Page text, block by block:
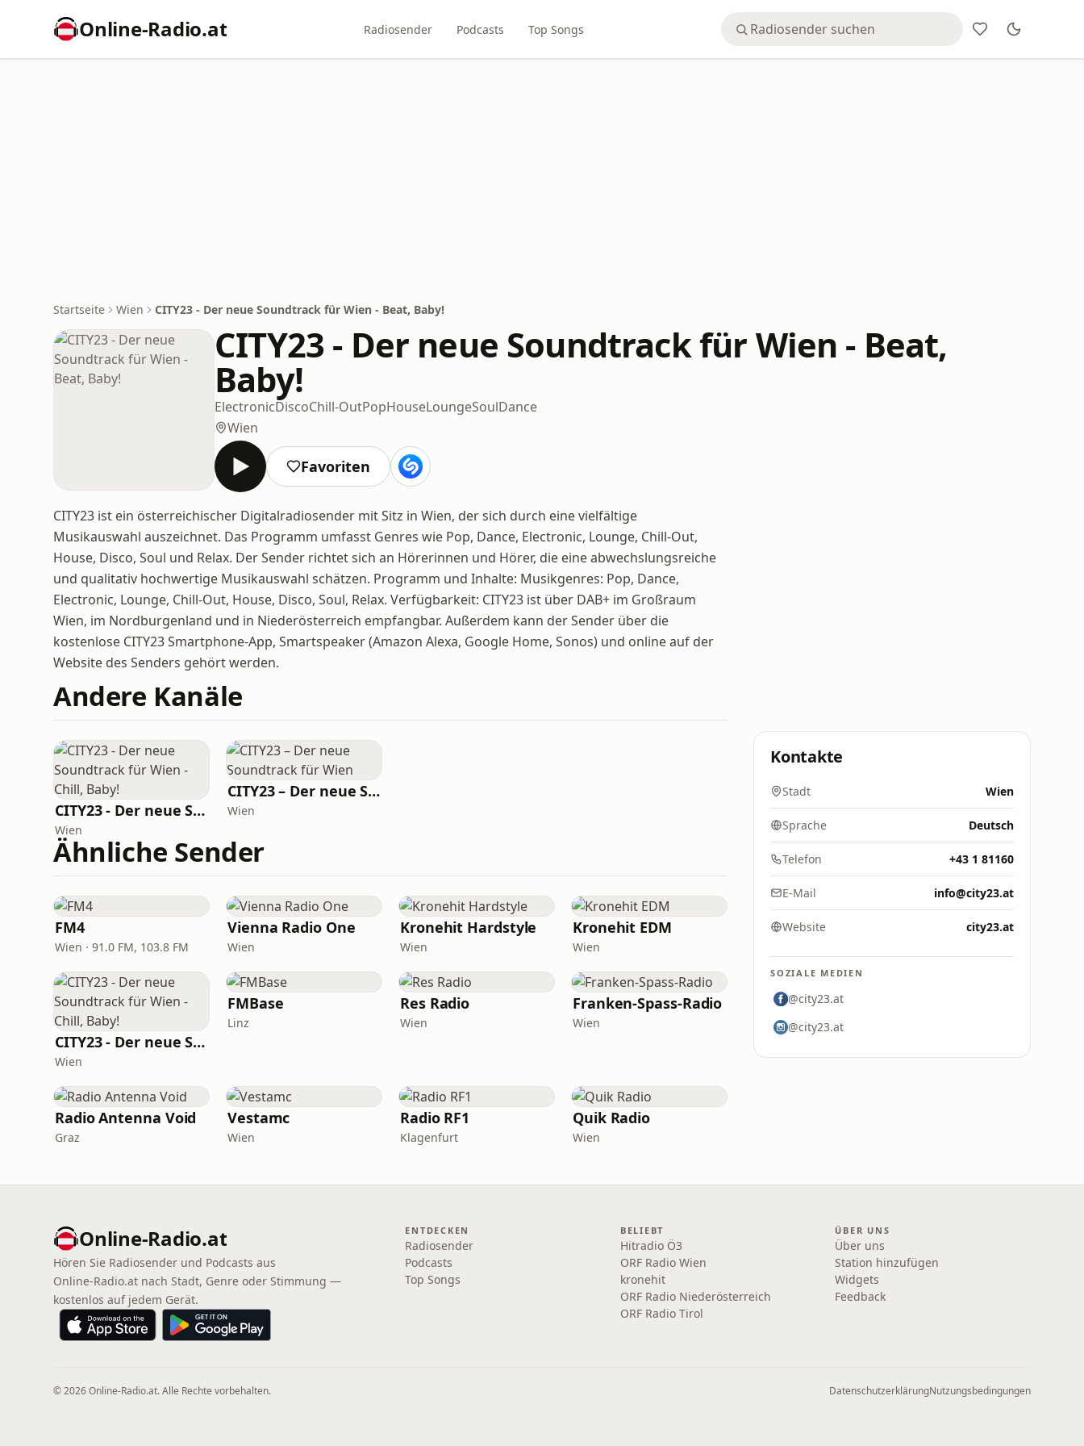
Online‑Radio.at Radiosender Podcasts Top Songs
Startseite Wien CITY23 - Der neue Soundtrack für Wien - Beat, Baby!
CITY23 - Der neue Soundtrack für Wien - Beat,
Baby!
ElectronicDiscoChill-OutPopHouseLoungeSoulDance
Wien
Favoriten
CITY23 ist ein österreichischer Digitalradiosender mit Sitz in Wien, der sich durch eine vielfältige
Musikauswahl auszeichnet. Das Programm umfasst Genres wie Pop, Dance, Electronic, Lounge, Chill-Out,
House, Disco, Soul und Relax. Der Sender richtet sich an Hörerinnen und Hörer, die eine abwechslungsreiche
und qualitativ hochwertige Musikauswahl schätzen. Programm und Inhalte: Musikgenres: Pop, Dance,
Electronic, Lounge, Chill-Out, House, Disco, Soul, Relax. Verfügbarkeit: CITY23 ist über DAB+ im Großraum
Wien, im Nordburgenland und in Niederösterreich empfangbar. Außerdem kann der Sender über die
kostenlose CITY23 Smartphone-App, Smartspeaker (Amazon Alexa, Google Home, Sonos) und online auf der
Website des Senders gehört werden.
Andere Kanäle
CITY23 - Der neue Soundtrack für Wien - Chill, Baby!
Wien
CITY23 – Der neue Soundtrack für Wien
Wien
Ähnliche Sender
FM4
Wien · 91.0 FM, 103.8 FM
Vienna Radio One
Wien
Kronehit Hardstyle
Wien
Kronehit EDM
Wien
CITY23 - Der neue Soundtrack für Wien - Chill, Baby!
Wien
FMBase
Linz
Res Radio
Wien
Franken-Spass-Radio
Wien
Radio Antenna Void
Graz
Vestamc
Wien
Radio RF1
Klagenfurt
Quik Radio
Wien
Kontakte
Stadt Wien
Sprache Deutsch
Telefon +43 1 81160
E-Mail info@city23.at
Website city23.at
SOZIALE MEDIEN
@city23.at
@city23.at
Online‑Radio.at
Hören Sie Radiosender und Podcasts aus
Online‑Radio.at nach Stadt, Genre oder Stimmung —
kostenlos auf jedem Gerät.
ENTDECKEN
Radiosender
Podcasts
Top Songs
BELIEBT
Hitradio Ö3
ORF Radio Wien
kronehit
ORF Radio Niederösterreich
ORF Radio Tirol
ÜBER UNS
Über uns
Station hinzufügen
Widgets
Feedback
© 2026 Online‑Radio.at. Alle Rechte vorbehalten. DatenschutzerklärungNutzungsbedingungen